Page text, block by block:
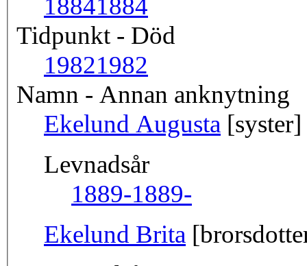
18841884
Tidpunkt - Död
19821982
Namn - Annan anknytning
Ekelund Augusta [syster]
Levnadsår
1889-1889-
Ekelund Brita